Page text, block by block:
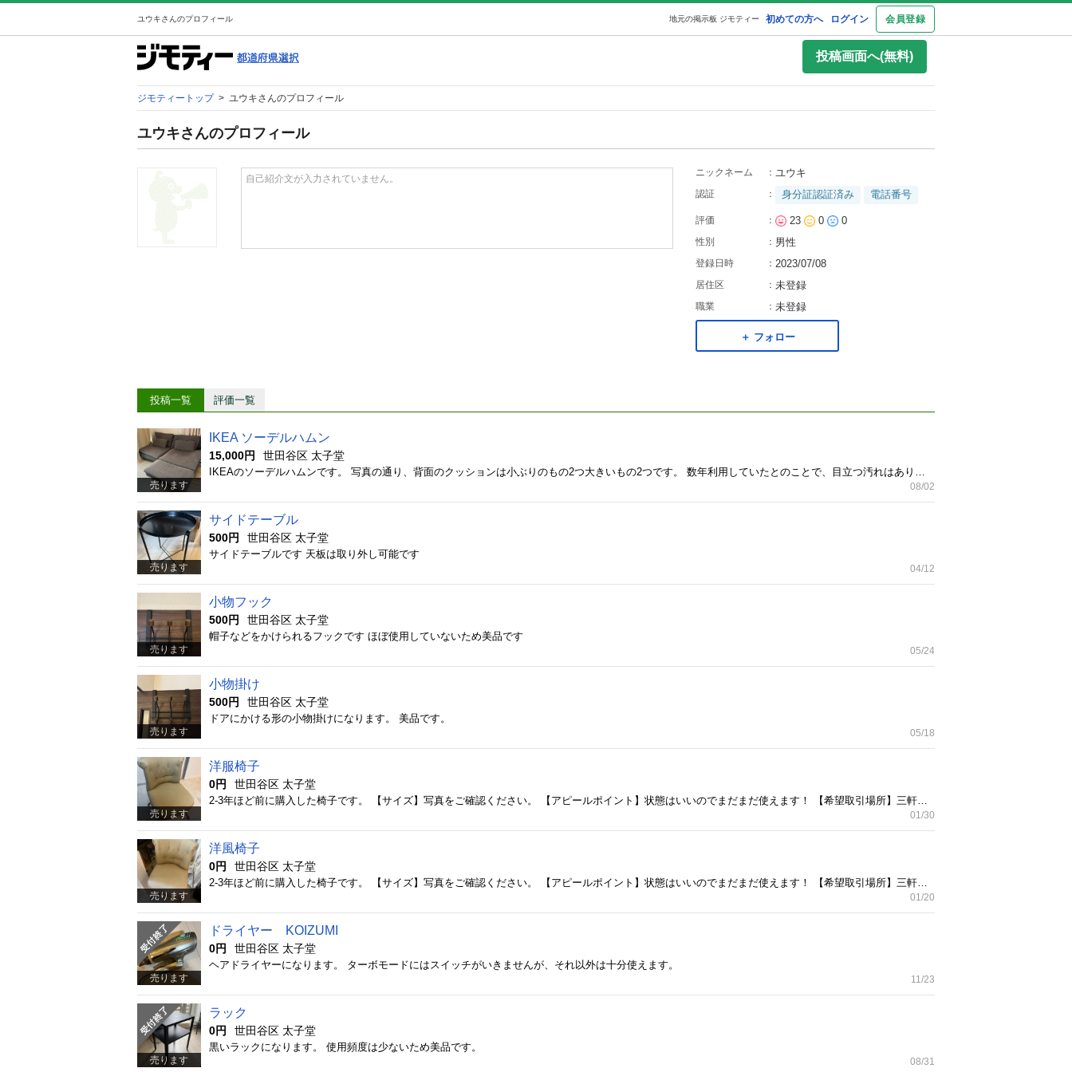
ユウキさんのプロフィール 初めての方へ ログイン 会員登録
地元の掲示板 ジモティー
投稿画面へ(無料)
ジモティートップ > ユウキさんのプロフィール
ユウキさんのプロフィール
自己紹介文が入力されていません。
ニックネーム ： ユウキ
認証 ： 身分証認証済み 電話番号
評価 ： 23 0 0
性別 ： 男性
登録日時 ： 2023/07/08
居住区 ： 未登録
職業 ： 未登録
＋ フォロー
投稿一覧 評価一覧
売ります
IKEA ソーデルハムン
15,000円 世田谷区 太子堂
08/02
売ります
サイドテーブル
500円 世田谷区 太子堂
サイドテーブルです 天板は取り外し可能です
04/12
売ります
小物フック
500円 世田谷区 太子堂
帽子などをかけられるフックです ほぼ使用していないため美品です
05/24
売ります
小物掛け
500円 世田谷区 太子堂
ドアにかける形の小物掛けになります。 美品です。
05/18
売ります
洋服椅子
0円 世田谷区 太子堂
01/30
売ります
洋風椅子
0円 世田谷区 太子堂
01/20
売ります
ドライヤー KOIZUMI
0円 世田谷区 太子堂
ヘアドライヤーになります。 ターボモードにはスイッチがいきませんが、それ以外は十分使えます。
11/23
売ります
ラック
0円 世田谷区 太子堂
黒いラックになります。 使用頻度は少ないため美品です。
08/31